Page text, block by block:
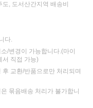
, 도서산간지역 배송비
다.
/변경이 가능합니다.(마이
서 직접 가능)
교환/반품으로만 처리되며
묶음배송 처리가 불가합니